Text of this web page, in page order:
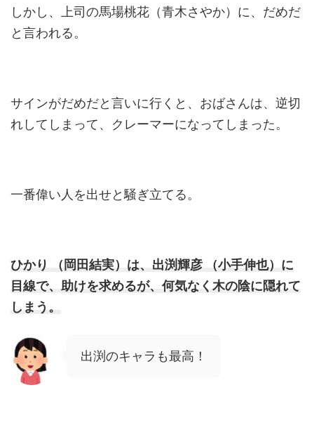
しかし、上司の馬場桃花（青木さやか）に、だめだ
と言われる。
サインがだめだと言いに行くと、おばさんは、逆切
れしてしまって、クレーマーになってしまった。
一番偉い人を出せと騒ぎ立てる。
ひかり （岡田結実）は、出渕輝彦 （小手伸也）に
目線で、助けを求めるが、何気なく木の陰に隠れて
しまう。
出渕のキャラも最高！